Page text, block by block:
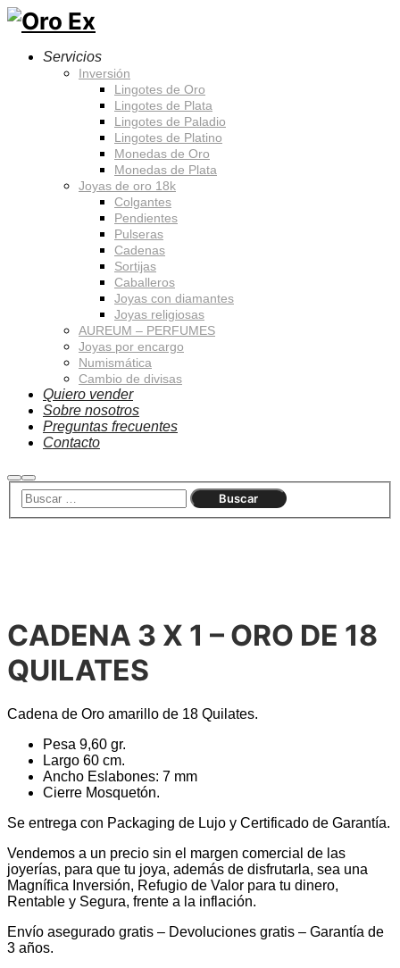
Servicios
Inversión
Lingotes de Oro
Lingotes de Plata
Lingotes de Paladio
Lingotes de Platino
Monedas de Oro
Monedas de Plata
Joyas de oro 18k
Colgantes
Pendientes
Pulseras
Cadenas
Sortijas
Caballeros
Joyas con diamantes
Joyas religiosas
AUREUM – PERFUMES
Joyas por encargo
Numismática
Cambio de divisas
Quiero vender
Sobre nosotros
Preguntas frecuentes
Contacto
Buscar
Menú
principal
CADENA 3 X 1 – ORO DE 18
QUILATES
Cadena de Oro amarillo de 18 Quilates.
Pesa 9,60 gr.
Largo 60 cm.
Ancho Eslabones: 7 mm
Cierre Mosquetón.
Se entrega con Packaging de Lujo y Certificado de Garantía.
Vendemos a un precio sin el margen comercial de las
joyerías, para que tu joya, además de disfrutarla, sea una
Magnífica Inversión, Refugio de Valor para tu dinero,
Rentable y Segura, frente a la inflación.
Envío asegurado gratis – Devoluciones gratis – Garantía de
3 años.